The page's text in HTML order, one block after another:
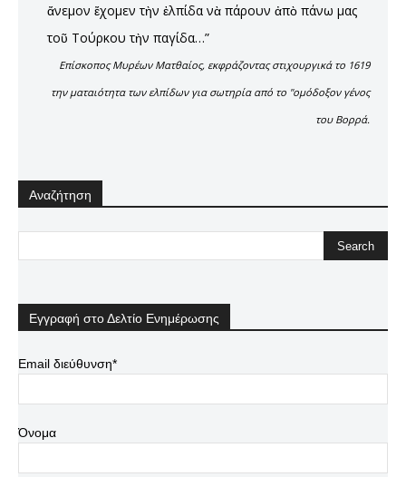
ἄνεμον ἔχομεν τὴν ἐλπίδα νὰ πάρουν ἀπὸ πάνω μας
τοῦ Τούρκου τὴν παγίδα…”
Επίσκοπος Μυρέων Ματθαίος, εκφράζοντας στιχουργικά το 1619
την ματαιότητα των ελπίδων για σωτηρία από το "ομόδοξον γένος
του Βορρά.
Αναζήτηση
Εγγραφή στο Δελτίο Ενημέρωσης
Email διεύθυνση*
Όνομα